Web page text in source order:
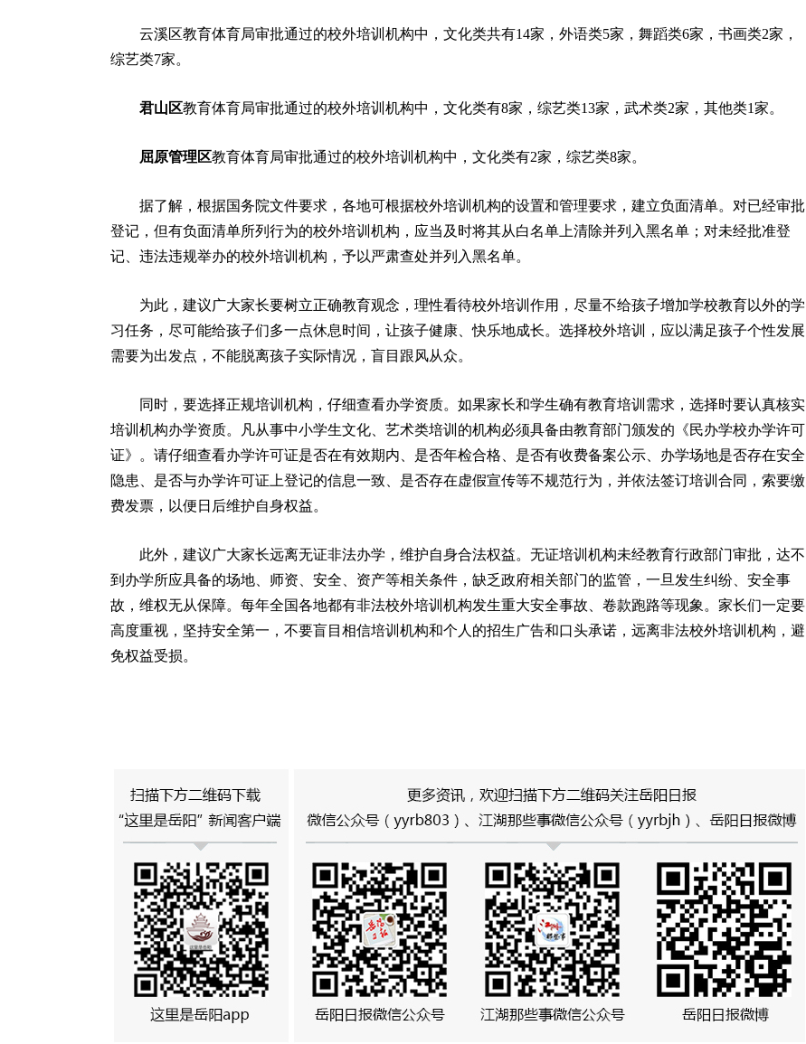
云溪区教育体育局审批通过的校外培训机构中，文化类共有14家，外语类5家，舞蹈类6家，书画类2家，
综艺类7家。
君山区教育体育局审批通过的校外培训机构中，文化类有8家，综艺类13家，武术类2家，其他类1家。
屈原管理区教育体育局审批通过的校外培训机构中，文化类有2家，综艺类8家。
据了解，根据国务院文件要求，各地可根据校外培训机构的设置和管理要求，建立负面清单。对已经审批
登记，但有负面清单所列行为的校外培训机构，应当及时将其从白名单上清除并列入黑名单；对未经批准登
记、违法违规举办的校外培训机构，予以严肃查处并列入黑名单。
为此，建议广大家长要树立正确教育观念，理性看待校外培训作用，尽量不给孩子增加学校教育以外的学
习任务，尽可能给孩子们多一点休息时间，让孩子健康、快乐地成长。选择校外培训，应以满足孩子个性发展
需要为出发点，不能脱离孩子实际情况，盲目跟风从众。
同时，要选择正规培训机构，仔细查看办学资质。如果家长和学生确有教育培训需求，选择时要认真核实
培训机构办学资质。凡从事中小学生文化、艺术类培训的机构必须具备由教育部门颁发的《民办学校办学许可
证》。请仔细查看办学许可证是否在有效期内、是否年检合格、是否有收费备案公示、办学场地是否存在安全
隐患、是否与办学许可证上登记的信息一致、是否存在虚假宣传等不规范行为，并依法签订培训合同，索要缴
费发票，以便日后维护自身权益。
此外，建议广大家长远离无证非法办学，维护自身合法权益。无证培训机构未经教育行政部门审批，达不
到办学所应具备的场地、师资、安全、资产等相关条件，缺乏政府相关部门的监管，一旦发生纠纷、安全事
故，维权无从保障。每年全国各地都有非法校外培训机构发生重大安全事故、卷款跑路等现象。家长们一定要
高度重视，坚持安全第一，不要盲目相信培训机构和个人的招生广告和口头承诺，远离非法校外培训机构，避
免权益受损。